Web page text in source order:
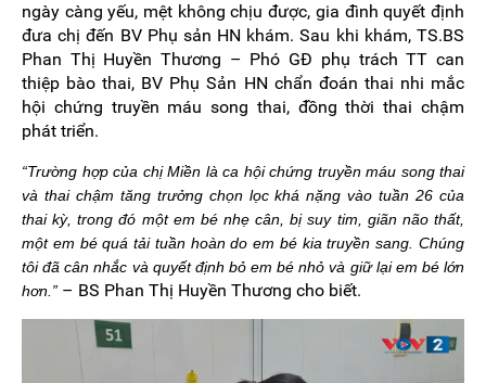
ngày càng yếu, mệt không chịu được, gia đình quyết định
đưa chị đến BV Phụ sản HN khám. Sau khi khám, TS.BS
Phan Thị Huyền Thương – Phó GĐ phụ trách TT can
thiệp bào thai, BV Phụ Sản HN chẩn đoán thai nhi mắc
hội chứng truyền máu song thai, đồng thời thai chậm
phát triển.
“Trường hợp của chị Miền là ca hội chứng truyền máu song thai
và thai chậm tăng trưởng chọn lọc khá nặng vào tuần 26 của
thai kỳ, trong đó một em bé nhẹ cân, bị suy tim, giãn não thất,
một em bé quá tải tuần hoàn do em bé kia truyền sang. Chúng
tôi đã cân nhắc và quyết định bỏ em bé nhỏ và giữ lại em bé lớn
hơn.” – BS Phan Thị Huyền Thương cho biết.